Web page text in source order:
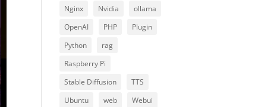
Nginx
Nvidia
ollama
OpenAI
PHP
Plugin
Python
rag
Raspberry Pi
Stable Diffusion
TTS
Ubuntu
web
Webui